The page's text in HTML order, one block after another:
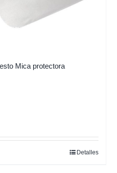
Mica protectora
Detalles